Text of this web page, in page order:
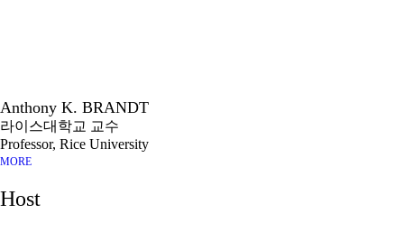
Anthony K. BRANDT
라이스대학교 교수
Professor, Rice University
MORE
Host